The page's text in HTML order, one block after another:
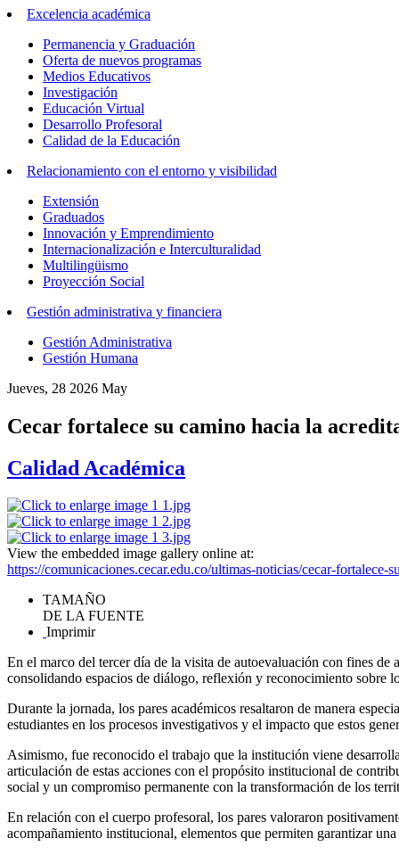
Excelencia académica
Permanencia y Graduación
Oferta de nuevos programas
Medios Educativos
Investigación
Educación Virtual
Desarrollo Profesoral
Calidad de la Educación
Relacionamiento con el entorno y visibilidad
Extensión
Graduados
Innovación y Emprendimiento
Internacionalización e Interculturalidad
Multilingüismo
Proyección Social
Gestión administrativa y financiera
Gestión Administrativa
Gestión Humana
Jueves, 28 2026 May
Cecar fortalece su camino hacia la
Calidad Académica
View the embedded image gallery online at:
https://comunicaciones.cecar.edu.co/ultimas-noticias/cecar-
TAMAÑO
DE LA FUENTE
Imprimir
En el marco del tercer día de la visita de autoevaluación con fines
consolidando espacios de diálogo, reflexión y reconocimiento sobre
Durante la jornada, los pares académicos resaltaron de manera
estudiantes en los procesos investigativos y el impacto que estos
Asimismo, fue reconocido el trabajo que la institución viene
articulación de estas acciones con el propósito institucional de
social y un compromiso permanente con la transformación de los
En relación con el cuerpo profesoral, los pares valoraron
acompañamiento institucional, elementos que permiten garantizar